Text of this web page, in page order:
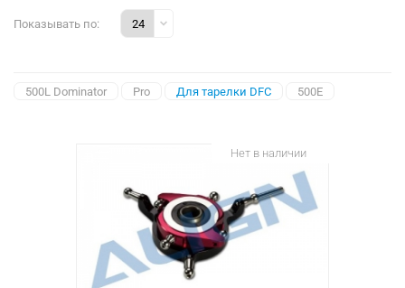
Показывать по:
500L Dominator Pro Для тарелки DFC 500E
Нет в наличии